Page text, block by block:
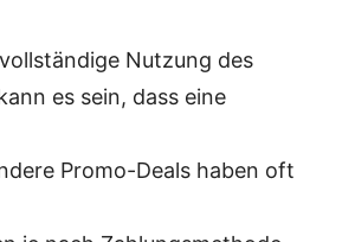
Nutzung des
es sein, dass eine
Promo-Deals haben oft